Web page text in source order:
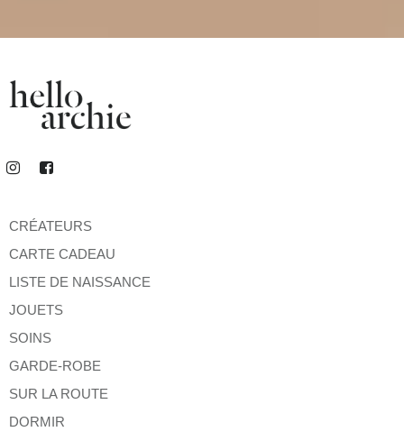
CRÉATEURS
CARTE CADEAU
LISTE DE NAISSANCE
JOUETS
SOINS
GARDE-ROBE
SUR LA ROUTE
DORMIR